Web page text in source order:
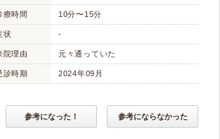
療時間 10分〜15分
状 -
院理由 元々通っていた
診時期 2024年09月
参考になった！ 参考にならなかった